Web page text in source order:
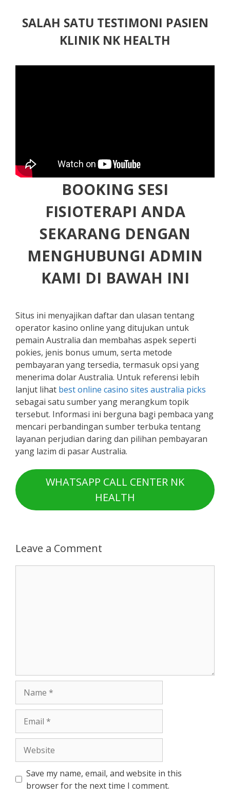
SALAH SATU TESTIMONI PASIEN
KLINIK NK HEALTH
BOOKING SESI
FISIOTERAPI ANDA
SEKARANG DENGAN
MENGHUBUNGI ADMIN
KAMI DI BAWAH INI
Situs ini menyajikan daftar dan ulasan tentang
operator kasino online yang ditujukan untuk
pemain Australia dan membahas aspek seperti
pokies, jenis bonus umum, serta metode
pembayaran yang tersedia, termasuk opsi yang
menerima dolar Australia. Untuk referensi lebih
lanjut lihat best online casino sites australia picks
sebagai satu sumber yang merangkum topik
tersebut. Informasi ini berguna bagi pembaca yang
mencari perbandingan sumber terbuka tentang
layanan perjudian daring dan pilihan pembayaran
yang lazim di pasar Australia.
WHATSAPP CALL CENTER NK
HEALTH
Leave a Comment
Save my name, email, and website in this
browser for the next time I comment.